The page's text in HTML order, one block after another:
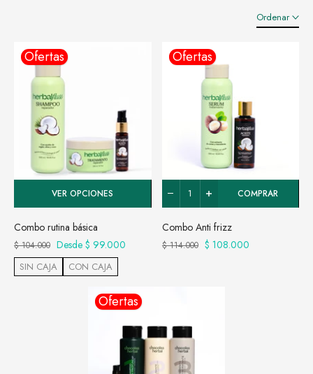
Ordenar
Ofertas
VER OPCIONES
Combo rutina básica
$ 104.000 Desde $ 99.000
SIN CAJA CON CAJA
Ofertas
COMPRAR
Combo Anti frizz
$ 114.000 $ 108.000
Ofertas